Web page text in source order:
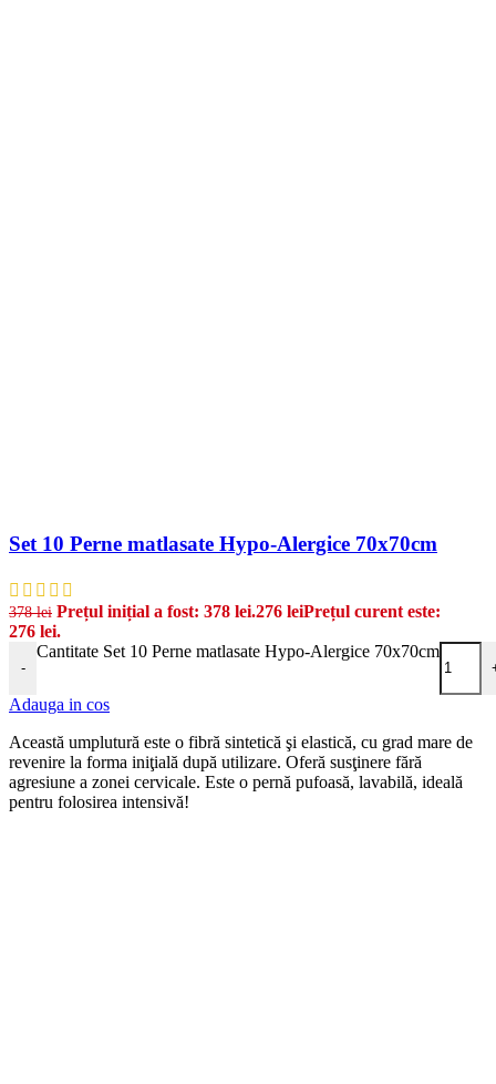
Set 10 Perne matlasate Hypo-Alergice 70x70cm
378lei Prețul inițial a fost: 378 lei.276 leiPrețul curent este:
276 lei.
-
Cantitate Set 10 Perne matlasate Hypo-Alergice 70x70cm
Adauga in cos
Această umplutură este o fibră sintetică şi elastică, cu grad mare de
revenire la forma iniţială după utilizare. Oferă susţinere fără
agresiune a zonei cervicale. Este o pernă pufoasă, lavabilă, ideală
pentru folosirea intensivă!